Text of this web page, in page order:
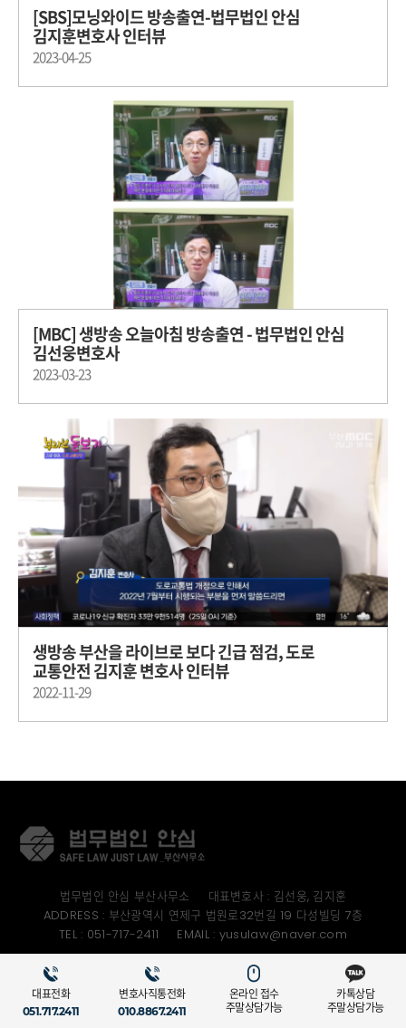
대표전화
051.717.2411
변호사직통전화
010.8867.2411
온라인 접수
주말상담가능
카톡상담
주말상담가능
[SBS]모닝와이드 방송출연-법무법인 안심
김지훈변호사 인터뷰
2023-04-25
[MBC] 생방송 오늘아침 방송출연 - 법무법인 안심
김선웅변호사
2023-03-23
생방송 부산을 라이브로 보다 긴급 점검, 도로
교통안전 김지훈 변호사 인터뷰
2022-11-29
법무법인 안심 부산사무소
대표변호사 : 김선웅, 김지훈
ADDRESS : 부산광역시 연제구 법원로32번길 19 다성빌딩 7층
TEL : 051-717-2411
EMAIL : yusulaw@naver.com
COPYRIGHT (C) 2022 SAFE LAW JUST LAW. ALL RIGHTS RESERVED